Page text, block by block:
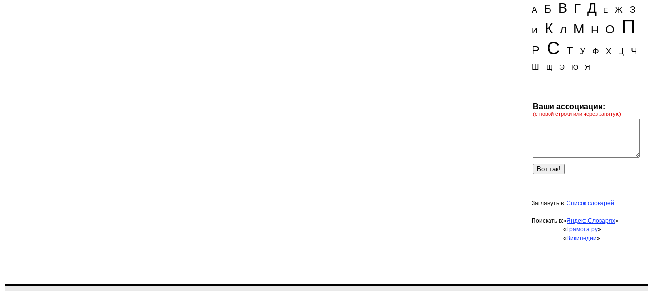
А
Б В Г Д Е Ж З
И К Л М Н О П
Р С Т У Ф Х Ц Ч
Ш Щ Э Ю Я
Ваши ассоциации:
(с новой строки или через запятую)
Заглянуть в: Список словарей
Поискать в:«Яндекс.Словарях»
« Грамота.ру»
« Википедии»